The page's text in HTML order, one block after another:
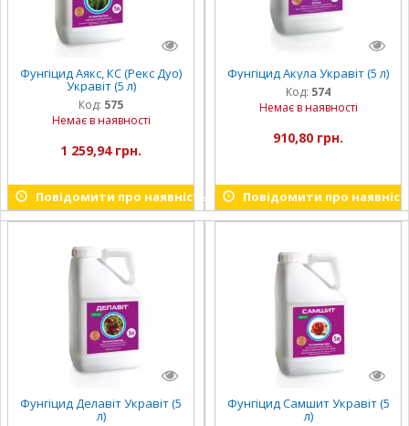
Фунгіцид Аякс, КС (Рекс Дуо)
Укравіт (5 л)
Код: 575
Немає в наявності
1 259,94 грн.
Повідомити про наявність
Фунгіцид Акула Укравіт (5 л)
Код: 574
Немає в наявності
910,80 грн.
Повідомити про
Фунгіцид Делавіт Укравіт (5
л)
Фунгіцид Самшит Укравіт (5
л)